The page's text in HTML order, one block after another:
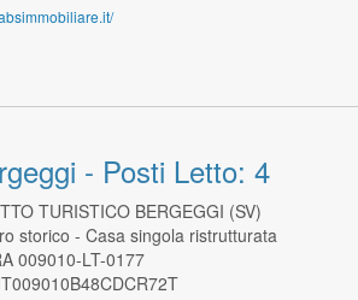
- Posti Letto: 4
TURISTICO BERGEGGI (SV)
storico - Casa singola ristrutturata
009010-LT-0177